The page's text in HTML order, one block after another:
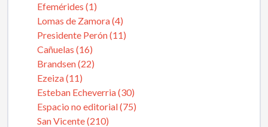
Efemérides (1)
Lomas de Zamora (4)
Presidente Perón (11)
Cañuelas (16)
Brandsen (22)
Ezeiza (11)
Esteban Echeverria (30)
Espacio no editorial (75)
San Vicente (210)